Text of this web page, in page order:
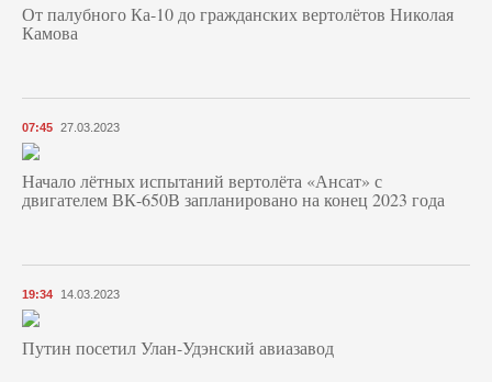
От палубного Ка-10 до гражданских вертолётов Николая
Камова
07:45 27.03.2023
Начало лётных испытаний вертолёта «Ансат» с
двигателем ВК-650В запланировано на конец 2023 года
19:34 14.03.2023
Путин посетил Улан-Удэнский авиазавод